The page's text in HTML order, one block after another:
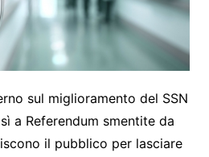
sul miglioramento del SSN
a Referendum smentite da
il pubblico per lasciare